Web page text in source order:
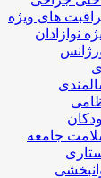
های ويژه
نوازادان
جامعه